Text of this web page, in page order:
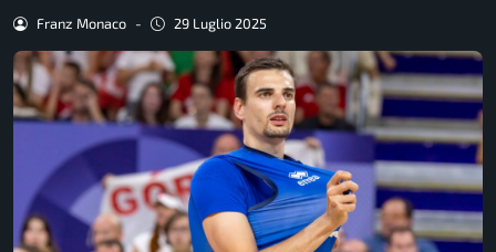
Franz Monaco - 29 Luglio 2025